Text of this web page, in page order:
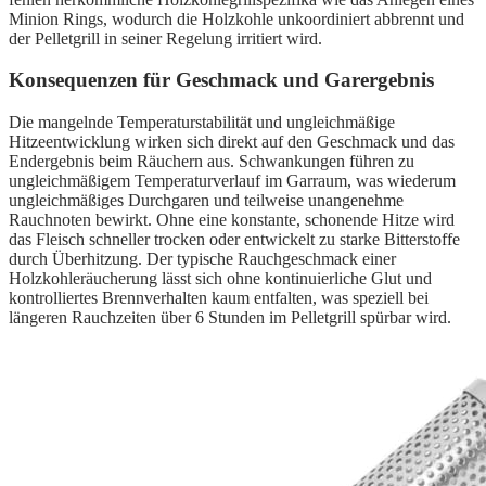
Minion Rings, wodurch die Holzkohle unkoordiniert abbrennt und
der Pelletgrill in seiner Regelung irritiert wird.
Konsequenzen für Geschmack und Garergebnis
Die mangelnde Temperaturstabilität und ungleichmäßige
Hitzeentwicklung wirken sich direkt auf den Geschmack und das
Endergebnis beim Räuchern aus. Schwankungen führen zu
ungleichmäßigem Temperaturverlauf im Garraum, was wiederum
ungleichmäßiges Durchgaren und teilweise unangenehme
Rauchnoten bewirkt. Ohne eine konstante, schonende Hitze wird
das Fleisch schneller trocken oder entwickelt zu starke Bitterstoffe
durch Überhitzung. Der typische Rauchgeschmack einer
Holzkohleräucherung lässt sich ohne kontinuierliche Glut und
kontrolliertes Brennverhalten kaum entfalten, was speziell bei
längeren Rauchzeiten über 6 Stunden im Pelletgrill spürbar wird.